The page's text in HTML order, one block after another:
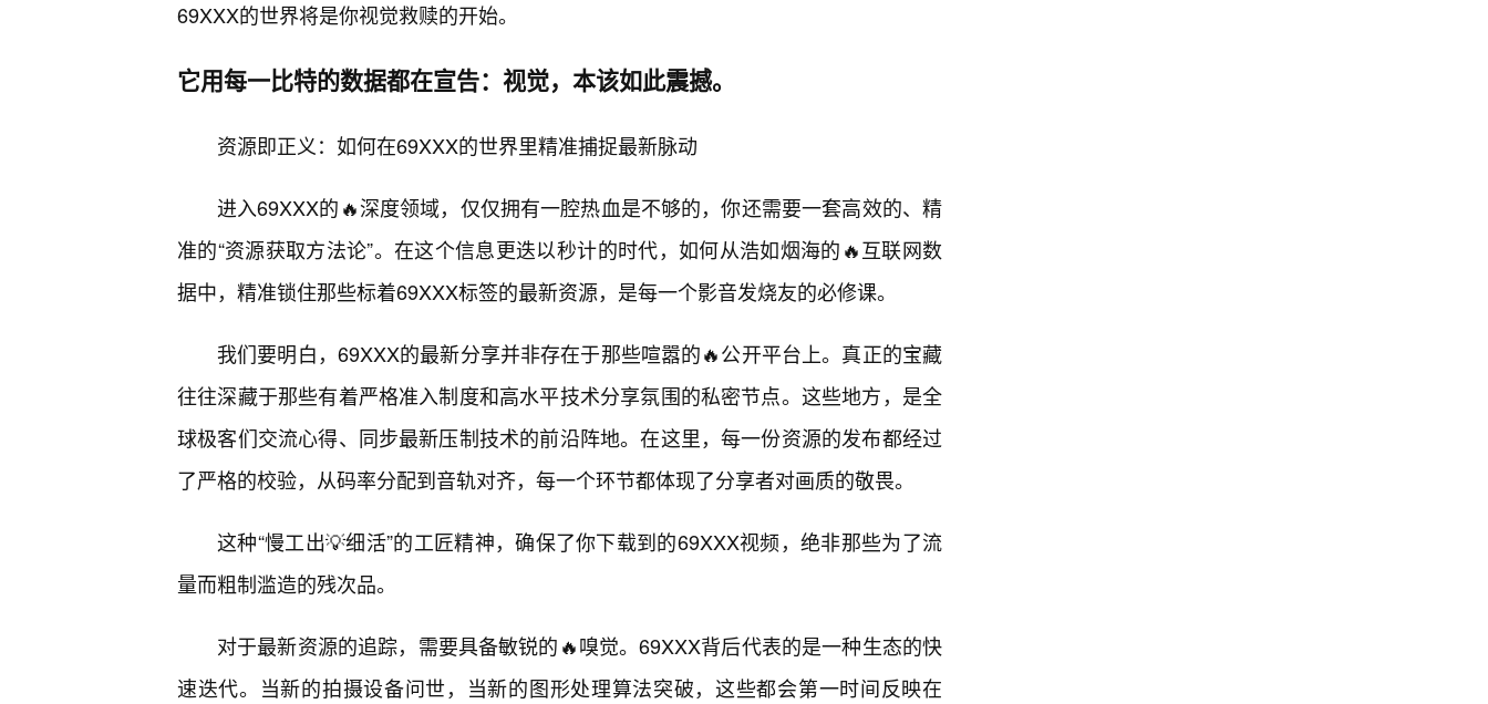
69XXX的世界将是你视觉救赎的开始。
它用每一比特的数据都在宣告：视觉，本该如此震撼。
资源即正义：如何在69XXX的世界里精准捕捉最新脉动
进入69XXX的🔥深度领域，仅仅拥有一腔热血是不够的，你还需要一套高效的、精
准的“资源获取方法论”。在这个信息更迭以秒计的时代，如何从浩如烟海的🔥互联网数
据中，精准锁住那些标着69XXX标签的最新资源，是每一个影音发烧友的必修课。
我们要明白，69XXX的最新分享并非存在于那些喧嚣的🔥公开平台上。真正的宝藏
往往深藏于那些有着严格准入制度和高水平技术分享氛围的私密节点。这些地方，是全
球极客们交流心得、同步最新压制技术的前沿阵地。在这里，每一份资源的发布都经过
了严格的校验，从码率分配到音轨对齐，每一个环节都体现了分享者对画质的敬畏。
这种“慢工出💡细活”的工匠精神，确保了你下载到的69XXX视频，绝非那些为了流
量而粗制滥造的残次品。
对于最新资源的追踪，需要具备敏锐的🔥嗅觉。69XXX背后代表的是一种生态的快
速迭代。当新的拍摄设备问世，当新的图形处理算法突破，这些都会第一时间反映在